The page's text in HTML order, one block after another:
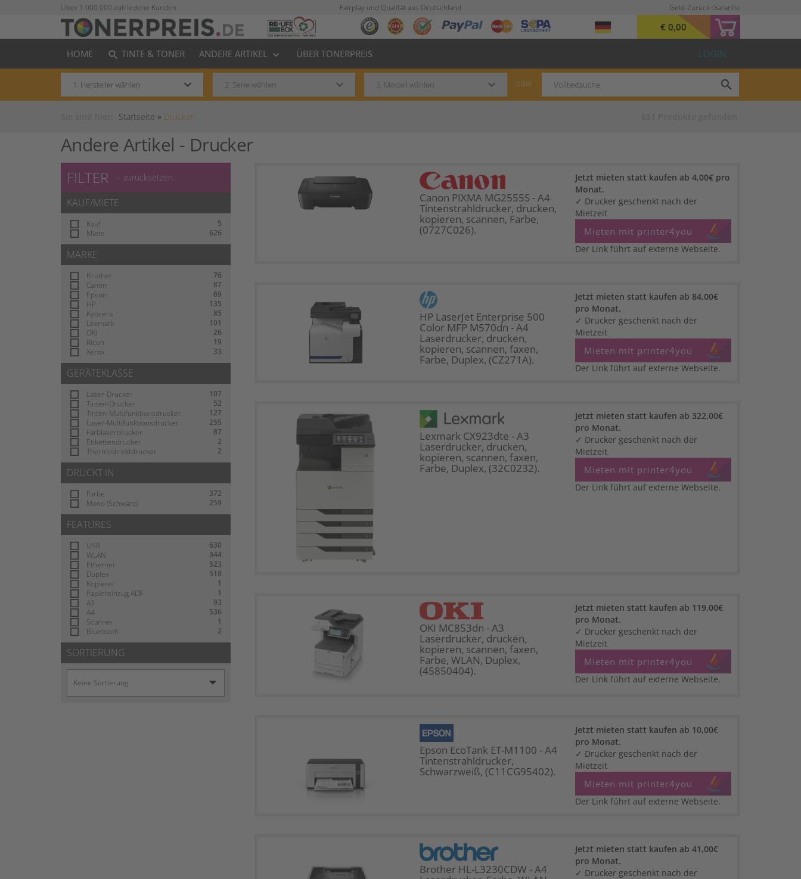
Über 1.000.000 zufriedene Kunden Fairplay und Qualität aus Deutschland Geld-Zurück-Garantie
€ 0,00
HOME search TINTE & TONER ANDERE ARTIKEL keyboard_arrow_down ÜBER TONERPREIS LOGIN
keyboard_arrow_down keyboard_arrow_down keyboard_arrow_down oder search
Startseite » Drucker
Andere Artikel - Drucker
FILTER - zurücksetzen
KAUF/MIETE
Kauf
5
Miete
626
MARKE
Brother
76
Canon
87
Epson
69
HP
135
Kyocera
85
Lexmark
101
OKI
26
Ricoh
19
Xerox
33
GERÄTEKLASSE
Laser-Drucker
107
Tinten-Drucker
52
Tinten-Multifunktionsdrucker
127
Laser-Multifunktionsdrucker
255
Farblaserdrucker
87
Etikettendrucker
2
Thermodirektdrucker
2
DRUCKT IN
Farbe
372
Mono (Schwarz)
259
FEATURES
USB
630
WLAN
344
Ethernet
523
Duplex
518
Kopierer
1
Papiereinzug ADF
1
A3
93
A4
536
Scanner
1
Bluetooth
2
SORTIERUNG
Canon PIXMA MG2555S - A4
Tintenstrahldrucker, drucken,
kopieren, scannen, Farbe,
(0727C026).
Jetzt mieten statt kaufen ab 4,00€ pro
Monat.
✓ Drucker geschenkt nach der
Mietzeit
Mieten mit printer4you
Der Link führt auf externe Webseite.
HP LaserJet Enterprise 500
Color MFP M570dn - A4
Laserdrucker, drucken,
kopieren, scannen, faxen,
Farbe, Duplex, (CZ271A).
Jetzt mieten statt kaufen ab 84,00€
pro Monat.
✓ Drucker geschenkt nach der
Mietzeit
Mieten mit printer4you
Der Link führt auf externe Webseite.
Lexmark CX923dte - A3
Laserdrucker, drucken,
kopieren, scannen, faxen,
Farbe, Duplex, (32C0232).
Jetzt mieten statt kaufen ab 322,00€
pro Monat.
✓ Drucker geschenkt nach der
Mietzeit
Mieten mit printer4you
Der Link führt auf externe Webseite.
OKI MC853dn - A3
Laserdrucker, drucken,
kopieren, scannen, faxen,
Farbe, WLAN, Duplex,
(45850404).
Jetzt mieten statt kaufen ab 119,00€
pro Monat.
✓ Drucker geschenkt nach der
Mietzeit
Mieten mit printer4you
Der Link führt auf externe Webseite.
Epson EcoTank ET-M1100 - A4
Tintenstrahldrucker,
Schwarzweiß, (C11CG95402).
Jetzt mieten statt kaufen ab 10,00€
pro Monat.
✓ Drucker geschenkt nach der
Mietzeit
Mieten mit printer4you
Der Link führt auf externe Webseite.
Brother HL-L3230CDW - A4
Jetzt mieten statt kaufen ab 41,00€
pro Monat.
✓ Drucker geschenkt nach der